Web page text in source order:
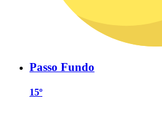
Passo Fundo
15º